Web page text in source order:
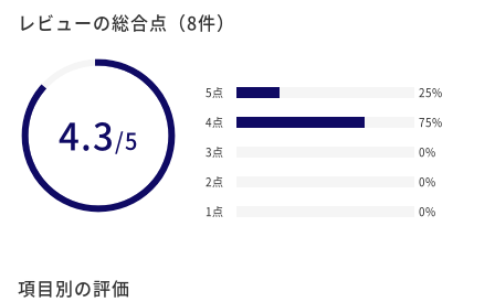
レビューの総合点 （8件）
4.3/5
5点 25%
4点
75%
3点
0%
2点
0%
1点
0%
項目別の評価